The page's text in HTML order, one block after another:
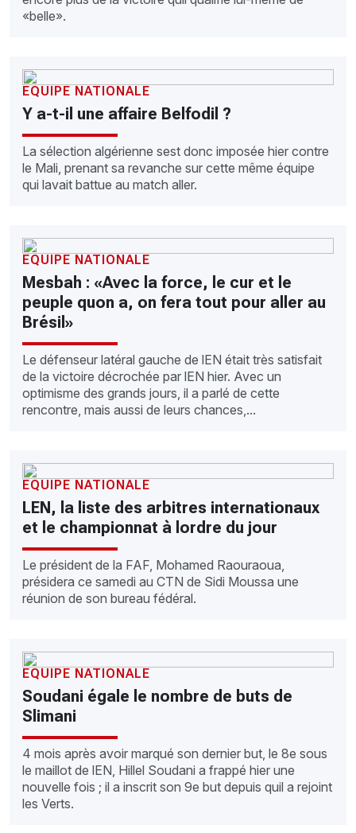
«belle».
EQUIPE NATIONALE
Y a-t-il une affaire Belfodil ?
La sélection algérienne sest donc imposée hier contre
le Mali, prenant sa revanche sur cette même équipe
qui lavait battue au match aller.
EQUIPE NATIONALE
Mesbah : «Avec la force, le cur et le
peuple quon a, on fera tout pour aller au
Brésil»
Le défenseur latéral gauche de lEN était très satisfait
de la victoire décrochée par lEN hier. Avec un
optimisme des grands jours, il a parlé de cette
rencontre, mais aussi de leurs chances,...
EQUIPE NATIONALE
LEN, la liste des arbitres internationaux
et le championnat à lordre du jour
Le président de la FAF, Mohamed Raouraoua,
présidera ce samedi au CTN de Sidi Moussa une
réunion de son bureau fédéral.
EQUIPE NATIONALE
Soudani égale le nombre de buts de
Slimani
4 mois après avoir marqué son dernier but, le 8e sous
le maillot de lEN, Hillel Soudani a frappé hier une
nouvelle fois ; il a inscrit son 9e but depuis quil a rejoint
les Verts.